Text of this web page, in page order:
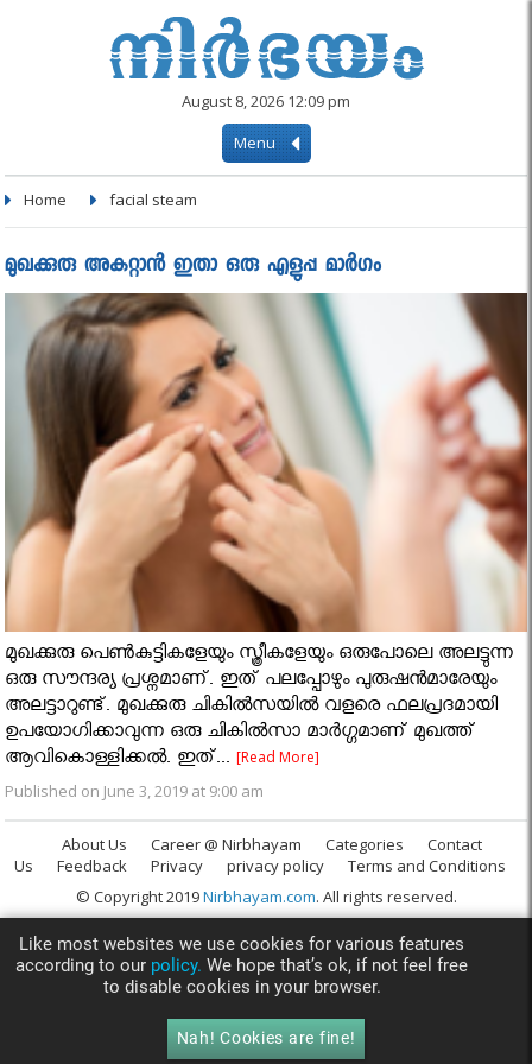
August 8, 2026 12:09 pm
Menu
Home facial steam
മുഖക്കുരു അകറ്റാൻ ഇതാ ഒരു എളുപ്പ മാർഗം
മുഖക്കുരു പെൺകുട്ടികളേയും സ്ത്രീകളേയും ഒരുപോലെ അലട്ടുന്ന
ഒരു സൗന്ദര്യ പ്രശ്നമാണ്. ഇത് പലപ്പോഴും പുരുഷൻമാരേയും
അലട്ടാറുണ്ട്. മുഖക്കുരു ചികിൽസയിൽ വളരെ ഫലപ്രദമായി
ഉപയോഗിക്കാവുന്ന ഒരു ചികിൽസാ മാർഗ്ഗമാണ് മുഖത്ത്
ആവികൊള്ളിക്കൽ. ഇത്...[Read More]
Published on June 3, 2019 at 9:00 am
About Us Career @ Nirbhayam Categories
Contact
Us
Feedback Privacy privacy policy
Terms and Conditions
© Copyright 2019Nirbhayam.com. All rights reserved.
Like most websites we use cookies for various features
according to our policy. We hope that’s ok, if not feel free
to disable cookies in your browser.
Nah! Cookies are fine!